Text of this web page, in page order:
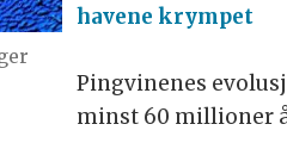
havene krympet
Pingvinenes
minst 60 millioner